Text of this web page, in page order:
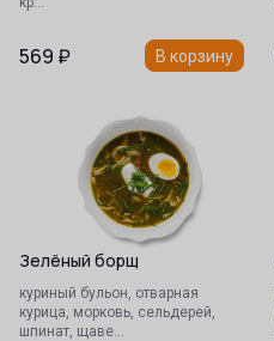
569 ₽ В корзину
Зелёный борщ
куриный бульон, отварная
курица, морковь, сельдерей,
шпинат, щаве…